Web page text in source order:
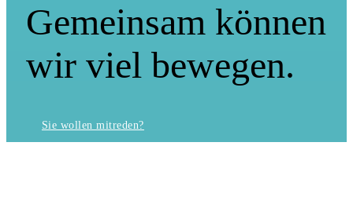
Gemeinsam können
wir viel bewegen.
Sie wollen mitreden?